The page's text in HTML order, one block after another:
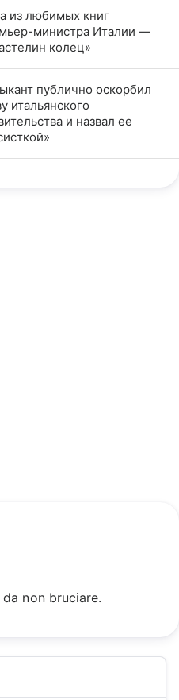
из любимых книг
министра Италии —
колец»
публично оскорбил
итальянского
и назвал ее
non bruciare.